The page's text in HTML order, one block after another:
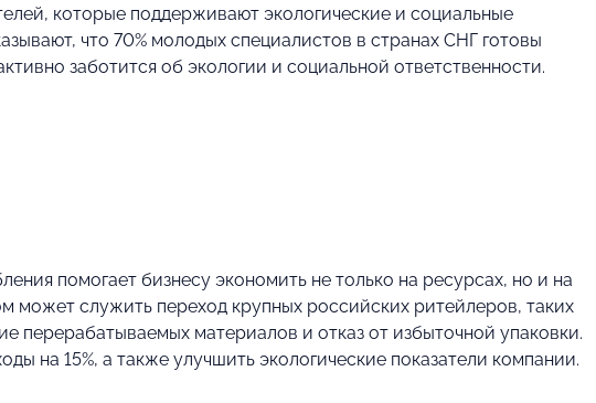
которые поддерживают экологические и социальные
что 70% молодых специалистов в странах СНГ готовы
заботится об экологии и социальной ответственности.
помогает бизнесу экономить не только на ресурсах, но и на
может служить переход крупных российских ритейлеров, таких
перерабатываемых материалов и отказ от избыточной упаковки.
на 15%, а также улучшить экологические показатели компании.